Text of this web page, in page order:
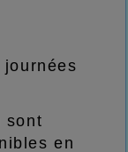
sont
en